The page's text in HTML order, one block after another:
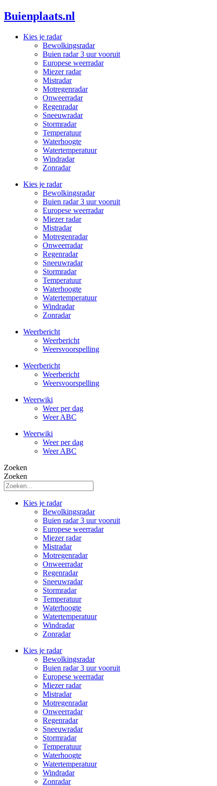
Ga
naar
inhoud
Buienplaats.nl
Kies je radar
Bewolkingsradar
Buien radar 3 uur vooruit
Europese weerradar
Miezer radar
Mistradar
Motregenradar
Onweerradar
Regenradar
Sneeuwradar
Stormradar
Temperatuur
Waterhoogte
Watertemperatuur
Windradar
Zonradar
Kies je radar
Bewolkingsradar
Buien radar 3 uur vooruit
Europese weerradar
Miezer radar
Mistradar
Motregenradar
Onweerradar
Regenradar
Sneeuwradar
Stormradar
Temperatuur
Waterhoogte
Watertemperatuur
Windradar
Zonradar
Weerbericht
Weerbericht
Weersvoorspelling
Weerbericht
Weerbericht
Weersvoorspelling
Weerwiki
Weer per dag
Weer ABC
Weerwiki
Weer per dag
Weer ABC
Zoeken
Zoeken
Kies je radar
Bewolkingsradar
Buien radar 3 uur vooruit
Europese weerradar
Miezer radar
Mistradar
Motregenradar
Onweerradar
Regenradar
Sneeuwradar
Stormradar
Temperatuur
Waterhoogte
Watertemperatuur
Windradar
Zonradar
Kies je radar
Bewolkingsradar
Buien radar 3 uur vooruit
Europese weerradar
Miezer radar
Mistradar
Motregenradar
Onweerradar
Regenradar
Sneeuwradar
Stormradar
Temperatuur
Waterhoogte
Watertemperatuur
Windradar
Zonradar